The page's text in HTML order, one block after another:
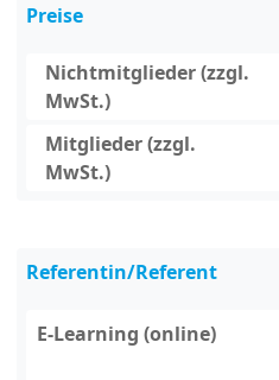
Preise
Nichtmitglieder (zzgl.
MwSt.)
Mitglieder (zzgl.
MwSt.)
Referentin/Referent
E-Learning (online)